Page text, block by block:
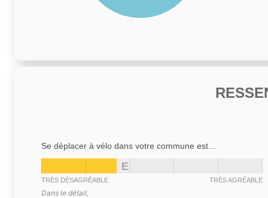
Se déplacer à vélo dans votre commune est...
E
TRÈS DÉSAGRÉABLE TRÈS AGRÉABLE
Dans le détail,